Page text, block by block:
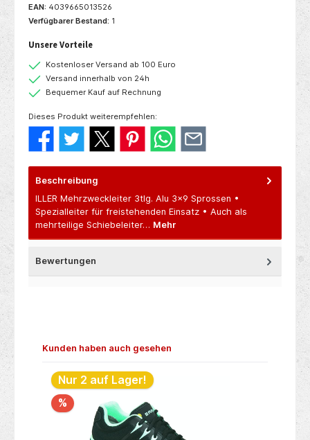
EAN: 4039665013526
Verfügbarer Bestand: 1
Unsere Vorteile
Kostenloser Versand ab 100 Euro
Versand innerhalb von 24h
Bequemer Kauf auf Rechnung
Dieses Produkt weiterempfehlen:
Beschreibung
ILLER Mehrzweckleiter 3tlg. Alu 3x9 Sprossen •
Spezialleiter für freistehenden Einsatz • Auch als
mehrteilige Schiebeleiter… Mehr
Bewertungen
Produktgalerie überspringen
Kunden haben auch gesehen
Nur 2 auf Lager!
%